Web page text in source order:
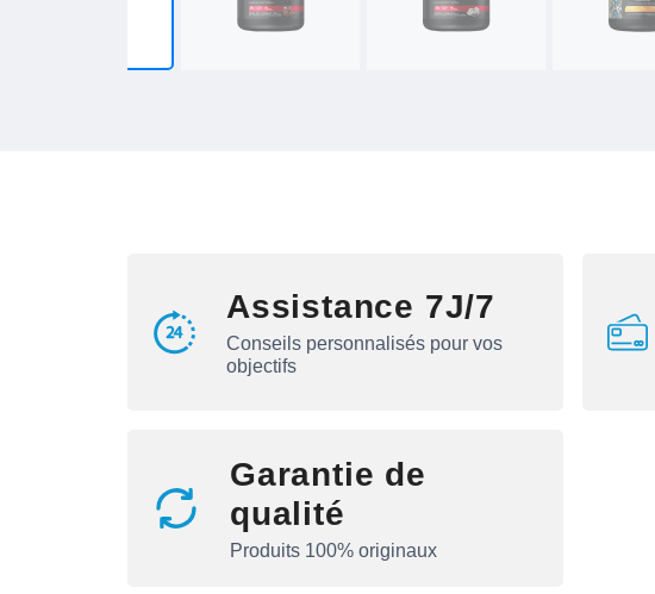
Assistance 7J/7
Conseils personnalisés pour vos
objectifs
Garantie de
qualité
Produits 100% originaux